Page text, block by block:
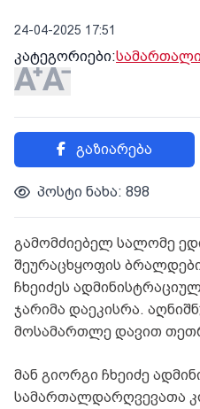
24-04-2025 17:51
კატეგორიები:სამართალი
გაზიარება
პოსტი ნახა: 898
გამომძიებელ სალომე
შეურაცხყოფის
ჩხეიძეს
ჯარიმა დაეკისრა.
მოსამართლე დავით
მან გიორგი ჩხეიძე
სამართალდარღვევათა